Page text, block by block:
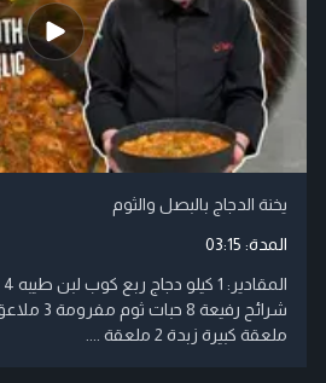
يخنة الدجاج بالبصل والثوم
المدة: 03:15
ملعقة كبيرة زبدة 2 ملعقة ....